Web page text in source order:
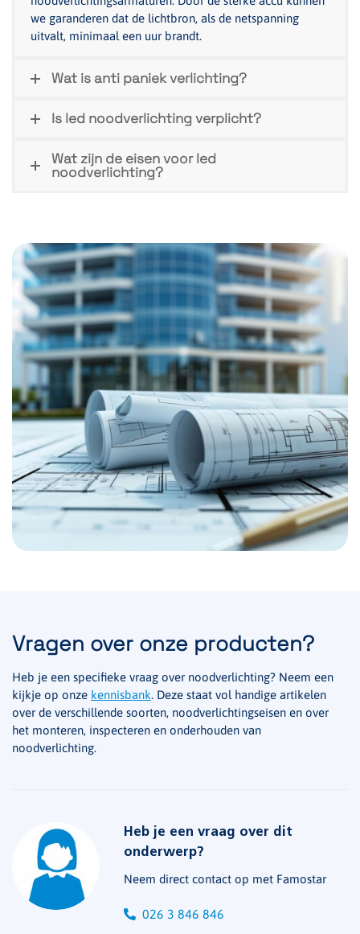
we garanderen dat de lichtbron, als de netspanning
uitvalt, minimaal een uur brandt.
Wat is anti paniek verlichting?
Is led noodverlichting verplicht?
Wat zijn de eisen voor led
noodverlichting?
Vragen over onze producten?
Heb je een specifieke vraag over noodverlichting? Neem een
kijkje op onze kennisbank. Deze staat vol handige artikelen
over de verschillende soorten, noodverlichtingseisen en over
het monteren, inspecteren en onderhouden van
noodverlichting.
Heb je een vraag over dit
onderwerp?
Neem direct contact op met Famostar
026 3 846 846